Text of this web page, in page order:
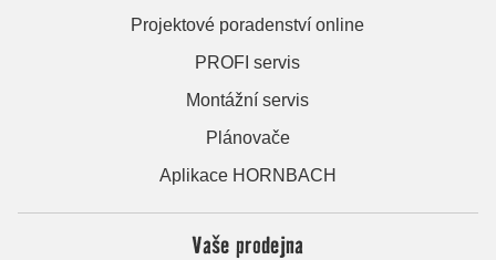
Projektové poradenství online
PROFI servis
Montážní servis
Plánovače
Aplikace HORNBACH
Vaše prodejna